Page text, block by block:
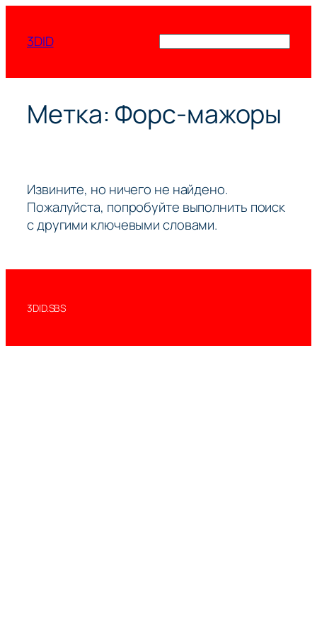
содержимому
3DID
Метка: Форс-мажоры
Извините, но ничего не найдено.
Пожалуйста, попробуйте выполнить поиск
с другими ключевыми словами.
3DID.SBS